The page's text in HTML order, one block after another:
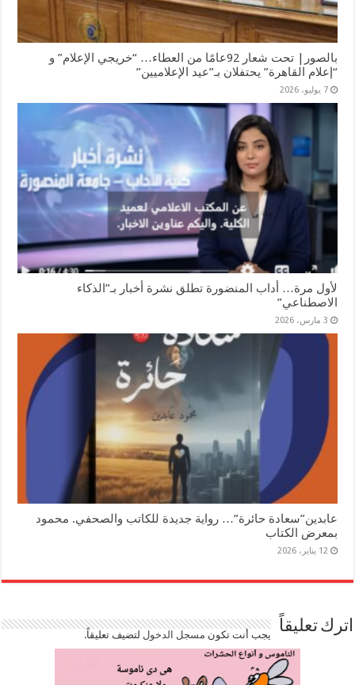
بالصور| تحت شعار 92عامًا من العطاء… “خريجي الإعلام” و
“إعلام القاهرة” يحتفلان بـ”عيد الإعلاميين”
7 يوليو، 2026
لأول مرة… أداب المنضورة تطلق نشرة أخبار بـ”الذكاء
الاصطناعي”
3 مارس، 2026
عابدين”سعادة حائرة”… رواية جديدة للكاتب والصحفي. محمود
بمعرض الكتاب
12 يناير، 2026
اترك تعليقاً يجب أنت تكون مسجل الدخوللتضيف تعليقاً.